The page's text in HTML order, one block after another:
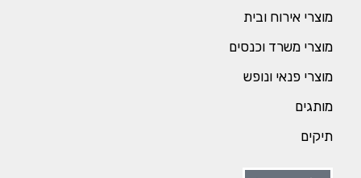
מוצרי אירוח ובית
מוצרי משרד וכנסים
מוצרי פנאי ונופש
מותגים
תיקים